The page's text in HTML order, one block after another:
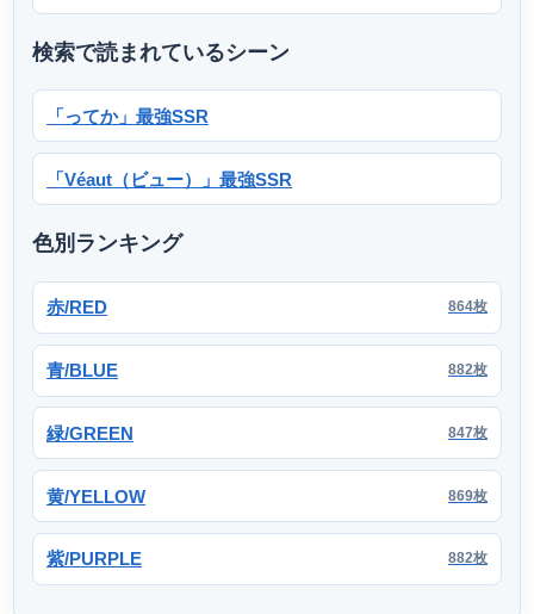
検索で読まれているシーン
「ってか」最強SSR
「Véaut（ビュー）」最強SSR
色別ランキング
赤/RED 864枚
青/BLUE 882枚
緑/GREEN 847枚
黄/YELLOW 869枚
紫/PURPLE 882枚